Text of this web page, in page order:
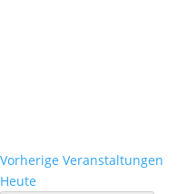
Vorherige Veranstaltungen
Heute